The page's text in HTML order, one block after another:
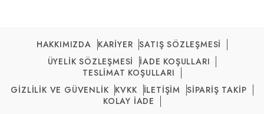
HAKKIMIZDA KARİYER SATIŞ SÖZLEŞMESİ
ÜYELİK SÖZLEŞMESİ
İADE KOŞULLARI
TESLİMAT KOŞULLARI
GİZLİLİK VE GÜVENLİK KVKK İLETİŞİM
SİPARİŞ TAKİP
KOLAY İADE